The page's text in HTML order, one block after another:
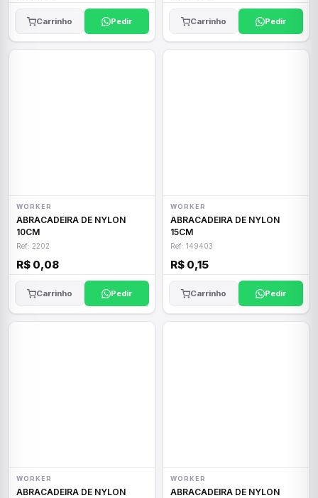
Carrinho Pedir Carrinho Pedir
WORKER
ABRACADEIRA DE NYLON
10CM
Ref: 2202
R$ 0,08
Carrinho Pedir
WORKER
ABRACADEIRA DE NYLON
15CM
Ref: 149403
R$ 0,15
Carrinho Pedir
WORKER
ABRACADEIRA DE NYLON
WORKER
ABRACADEIRA DE NYLON